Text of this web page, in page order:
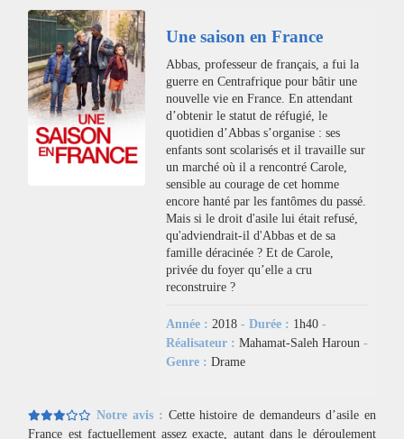
Une saison en France
Abbas, professeur de français, a fui la
guerre en Centrafrique pour bâtir une
nouvelle vie en France. En attendant
d’obtenir le statut de réfugié, le
quotidien d’Abbas s’organise : ses
enfants sont scolarisés et il travaille sur
un marché où il a rencontré Carole,
sensible au courage de cet homme
encore hanté par les fantômes du passé.
Mais si le droit d'asile lui était refusé,
qu'adviendrait-il d'Abbas et de sa
famille déracinée ? Et de Carole,
privée du foyer qu’elle a cru
reconstruire ?
Année : 2018- Durée : 1h40-
Réalisateur :Mahamat-Saleh Haroun-
Genre :Drame
Notre avis : Cette histoire de demandeurs d’asile en
France est factuellement assez exacte, autant dans le déroulement